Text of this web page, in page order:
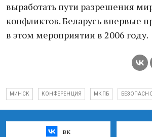
выработать пути разрешения
конфликтов. Беларусь впервые
в этом мероприятии в 2006 году.
МИНСК КОНФЕРЕНЦИЯ МКПБ
вк